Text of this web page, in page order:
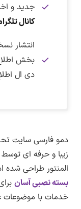
جدید و
کانال
انتشار
بخش
دی ال
نسخه
ترجمه
حجم
نسخه PHP مورد نیاز :
پیشنمایش
پیشنمایش
پیشنمایش
دریافت فایل
آزمایشگاهی –
شد.
تغییرات نسخه
نسخه جدید
پس از
و دموهای
خواهید داشت.
دمو فارسی سایت
زیبا و حرفه ای
المنتور طراحی شده
بسته نصبی آسان
خدمات با موضوعات